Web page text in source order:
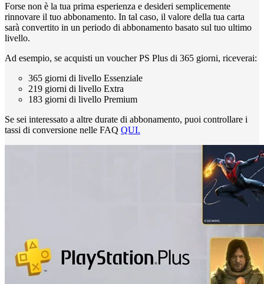
Forse non è la tua prima esperienza e desideri semplicemente
rinnovare il tuo abbonamento. In tal caso, il valore della tua carta
sarà convertito in un periodo di abbonamento basato sul tuo ultimo
livello.
Ad esempio, se acquisti un voucher PS Plus di 365 giorni, riceverai:
365 giorni di livello Essenziale
219 giorni di livello Extra
183 giorni di livello Premium
Se sei interessato a altre durate di abbonamento, puoi controllare i
tassi di conversione nelle FAQ QUI.